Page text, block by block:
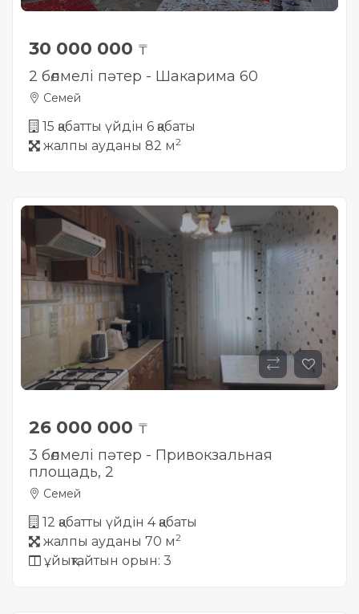
30 000 000 ₸
2 бөлмелі пәтер - Шакарима 60
Семей
15 қабатты үйдін 6 қабаты
жалпы ауданы 82 м2
26 000 000 ₸
3 бөлмелі пәтер - Привокзальная
площадь, 2
Семей
12 қабатты үйдін 4 қабаты
жалпы ауданы 70 м2
ұйықтайтын орын: 3